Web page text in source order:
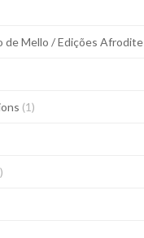
de Mello / Edições Afrodite
(1)